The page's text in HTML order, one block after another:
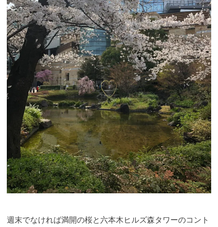
週末でなければ満開の桜と六本木ヒルズ森タワーのコント